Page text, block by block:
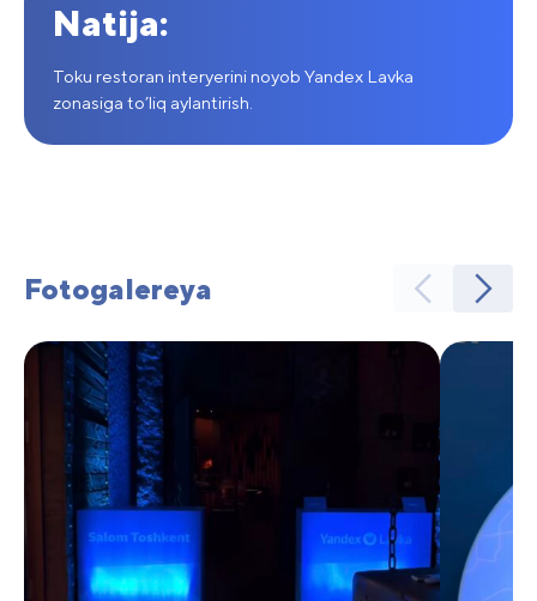
Natija:
Toku restoran interyerini noyob Yandex Lavka
zonasiga to’liq aylantirish.
Fotogalereya